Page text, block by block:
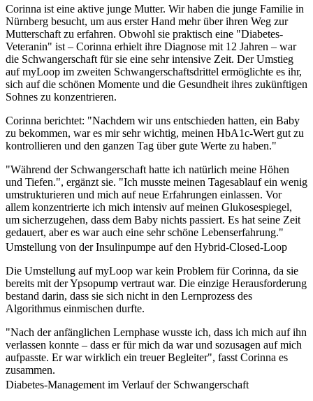
Corinna ist eine aktive junge Mutter. Wir haben die junge Familie in
Nürnberg besucht, um aus erster Hand mehr über ihren Weg zur
Mutterschaft zu erfahren. Obwohl sie praktisch eine "Diabetes-
Veteranin" ist – Corinna erhielt ihre Diagnose mit 12 Jahren – war
die Schwangerschaft für sie eine sehr intensive Zeit. Der Umstieg
auf myLoop im zweiten Schwangerschaftsdrittel ermöglichte es ihr,
sich auf die schönen Momente und die Gesundheit ihres zukünftigen
Sohnes zu konzentrieren.
Corinna berichtet: "Nachdem wir uns entschieden hatten, ein Baby
zu bekommen, war es mir sehr wichtig, meinen HbA1c-Wert gut zu
kontrollieren und den ganzen Tag über gute Werte zu haben."
"Während der Schwangerschaft hatte ich natürlich meine Höhen
und Tiefen.", ergänzt sie. "Ich musste meinen Tagesablauf ein wenig
umstrukturieren und mich auf neue Erfahrungen einlassen. Vor
allem konzentrierte ich mich intensiv auf meinen Glukosespiegel,
um sicherzugehen, dass dem Baby nichts passiert. Es hat seine Zeit
gedauert, aber es war auch eine sehr schöne Lebenserfahrung."
Umstellung von der Insulinpumpe auf den Hybrid-Closed-Loop
Die Umstellung auf myLoop war kein Problem für Corinna, da sie
bereits mit der Ypsopump vertraut war. Die einzige Herausforderung
bestand darin, dass sie sich nicht in den Lernprozess des
Algorithmus einmischen durfte.
"Nach der anfänglichen Lernphase wusste ich, dass ich mich auf ihn
verlassen konnte – dass er für mich da war und sozusagen auf mich
aufpasste. Er war wirklich ein treuer Begleiter", fasst Corinna es
zusammen.
Diabetes-Management im Verlauf der Schwangerschaft